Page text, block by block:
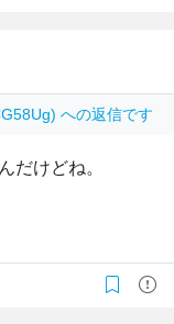
への返信です
だけどね。